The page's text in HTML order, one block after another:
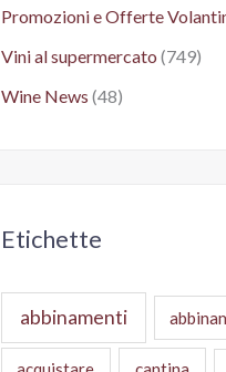
Promozioni e Offerte
Vini al supermercato (749)
Wine News (48)
Etichette
abbinamenti